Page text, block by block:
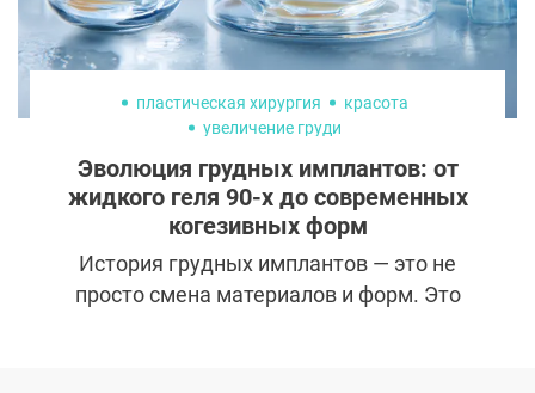
пластическая хирургия
красота
увеличение груди
Эволюция грудных имплантов: от
жидкого геля 90-х до современных
когезивных форм
История грудных имплантов — это не
просто смена материалов и форм. Это